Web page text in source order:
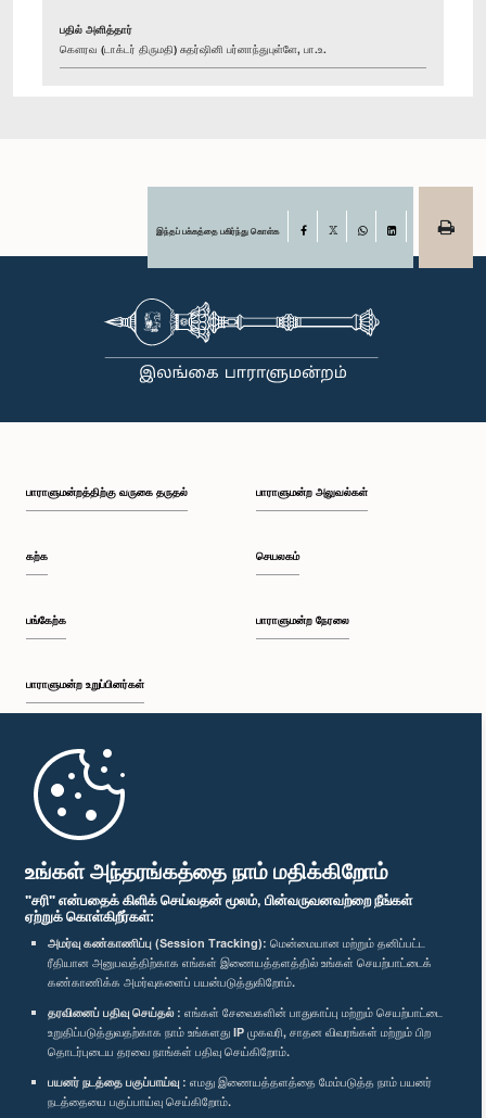
உங்கள் அந்தரங்கத்தை நாம் மதிக்கிறோம்
"சரி" என்பதைக் கிளிக் செய்வதன் மூலம், பின்வருவனவற்றை நீங்கள்
ஏற்றுக் கொள்கிறீர்கள்:
அமர்வு கண்காணிப்பு (Session Tracking): மென்மையான மற்றும் தனிப்பட்ட
ரீதியான அனுபவத்திற்காக எங்கள் இணையத்தளத்தில் உங்கள் செயற்பாட்டைக்
கண்காணிக்க அமர்வுகளைப் பயன்படுத்துகிறோம்.
தரவினைப் பதிவு செய்தல் : எங்கள் சேவைகளின் பாதுகாப்பு மற்றும் செயற்பாட்டை
உறுதிப்படுத்துவதற்காக நாம் உங்களது IP முகவரி, சாதன விவரங்கள் மற்றும் பிற
தொடர்புடைய தரவை நாங்கள் பதிவு செய்கிறோம்.
பயனர் நடத்தை பகுப்பாய்வு : எமது இணையத்தளத்தை மேம்படுத்த நாம் பயனர்
நடத்தையை பகுப்பாய்வு செய்கிறோம்.
பதில் அளித்தார்
கௌரவ (டாக்டர் திருமதி) சுதர்ஷினி பர்னாந்துபுள்ளே, பா.உ.
இந்தப் பக்கத்தை பகிர்ந்து கொள்க Facebook
பாராளுமன்றத்திற்கு வருகை தருதல்
கற்க
பங்கேற்க
பாராளுமன்ற உறுப்பினர்கள்
முதற்பக்கம்
பாராளுமன்ற அலுவல்கள்
செயலகம்
பாராளுமன்ற நேரலை
பாராளுமன்ற கையடக்க செயலி
எம்மை பின்தொடர்க :
விருதுகள்
தனியுரிமைக் கொள்கை